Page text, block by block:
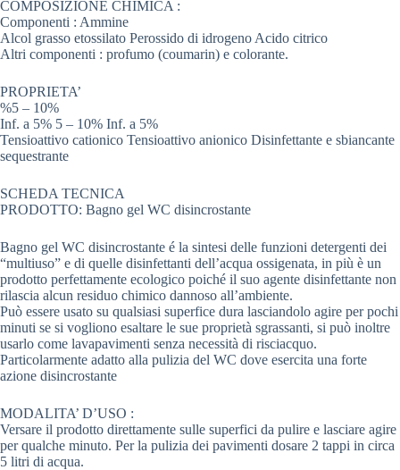
COMPOSIZIONE CHIMICA :
Componenti : Ammine
Alcol grasso etossilato Perossido di idrogeno Acido citrico
Altri componenti : profumo (coumarin) e colorante.
PROPRIETA’
%5 – 10%
Inf. a 5% 5 – 10% Inf. a 5%
Tensioattivo cationico Tensioattivo anionico Disinfettante e sbiancante
sequestrante
SCHEDA TECNICA
PRODOTTO: Bagno gel WC disincrostante
Bagno gel WC disincrostante é la sintesi delle funzioni detergenti dei
“multiuso” e di quelle disinfettanti dell’acqua ossigenata, in più è un
prodotto perfettamente ecologico poiché il suo agente disinfettante non
rilascia alcun residuo chimico dannoso all’ambiente.
Può essere usato su qualsiasi superfice dura lasciandolo agire per pochi
minuti se si vogliono esaltare le sue proprietà sgrassanti, si può inoltre
usarlo come lavapavimenti senza necessità di risciacquo.
Particolarmente adatto alla pulizia del WC dove esercita una forte
azione disincrostante
MODALITA’ D’USO :
Versare il prodotto direttamente sulle superfici da pulire e lasciare agire
per qualche minuto. Per la pulizia dei pavimenti dosare 2 tappi in circa
5 litri di acqua.